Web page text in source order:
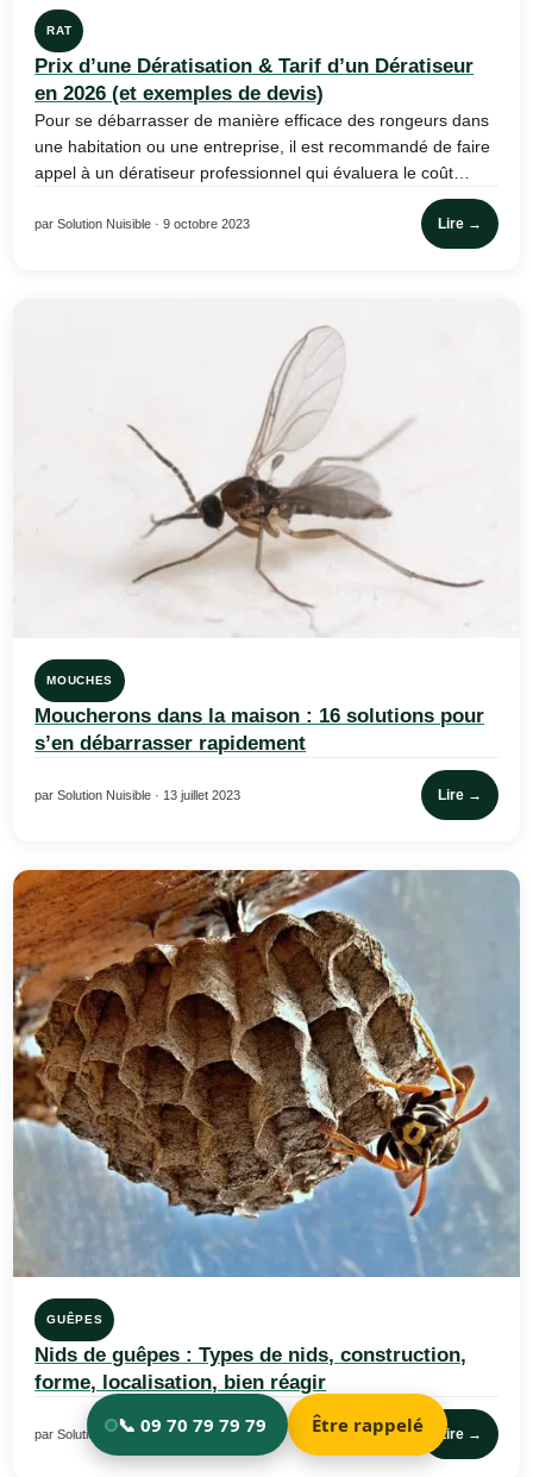
RAT
Prix d’une Dératisation & Tarif d’un Dératiseur
en 2026 (et exemples de devis)
Pour se débarrasser de manière efficace des rongeurs dans
une habitation ou une entreprise, il est recommandé de faire
appel à un dératiseur professionnel qui évaluera le coût…
par Solution Nuisible · 9 octobre 2023 Lire →
MOUCHES
Moucherons dans la maison : 16 solutions pour
s’en débarrasser rapidement
par Solution Nuisible · 13 juillet 2023 Lire →
GUÊPES
Nids de guêpes : Types de nids, construction,
forme, localisation, bien réagir
par Solution Nuisible · 3 juillet 2023 Lire →